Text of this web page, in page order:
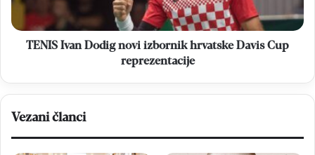
Cup
reprezentacije
TENIS Ivan Dodig novi izbornik hrvatske Davis Cup
reprezentacije
Vezani članci